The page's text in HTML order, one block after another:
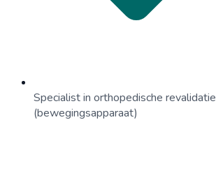
Specialist in orthopedische revalidatie
(bewegingsapparaat)